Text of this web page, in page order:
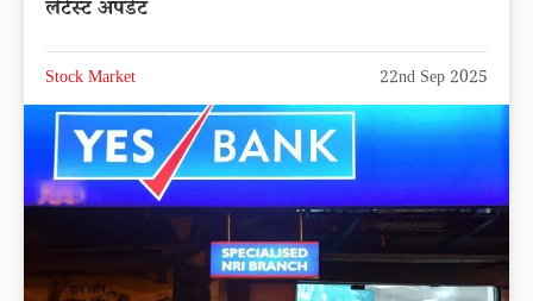
लेटेस्ट अपडेट
Stock Market 22nd Sep 2025